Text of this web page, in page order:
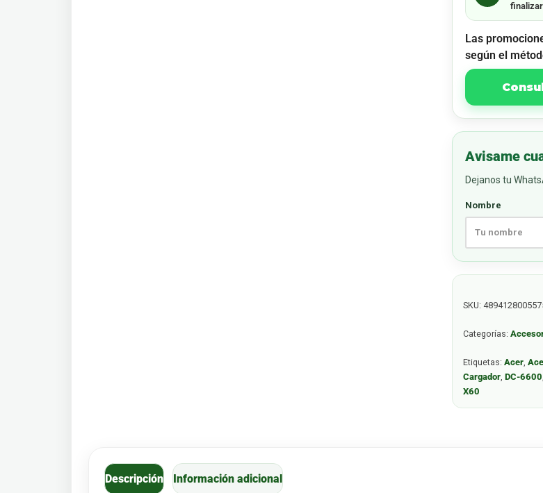
Las
según el
Avisame
Dejanos tu
Nombre
SKU:
Categorías:
Etiquetas:Acer,
Cargador,DC-6600
X60
Descripción Información adicional